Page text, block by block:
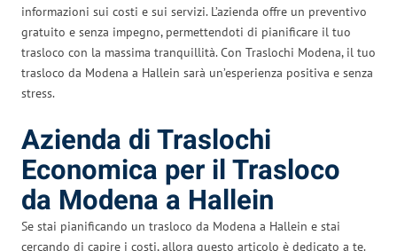
informazioni sui costi e sui servizi. L’azienda offre un preventivo
gratuito e senza impegno, permettendoti di pianificare il tuo
trasloco con la massima tranquillità. Con Traslochi Modena, il tuo
trasloco da Modena a Hallein sarà un’esperienza positiva e senza
stress.
Azienda di Traslochi
Economica per il Trasloco
da Modena a Hallein
Se stai pianificando un trasloco da Modena a Hallein e stai
cercando di capire i costi, allora questo articolo è dedicato a te.